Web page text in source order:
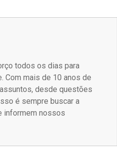
todos os dias para
Com mais de 10 anos de
desde questões
é sempre buscar a
informem nossos